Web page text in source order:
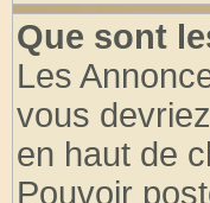
Que sont
Les
vous
en haut de
Pouvoir